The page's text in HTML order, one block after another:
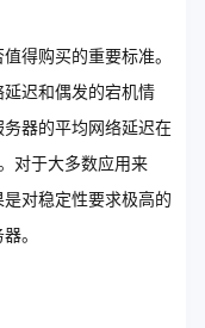
得购买的重要标准。
迟和偶发的宕机情
器的平均网络延迟在
对于大多数应用来
对稳定性要求极高的
。